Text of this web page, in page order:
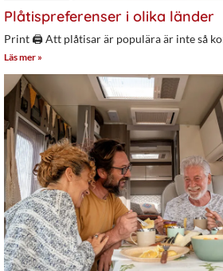
Plåtispreferenser i olika länder
Print 🖨 Att plåtisar är populära är inte så
Läs mer »